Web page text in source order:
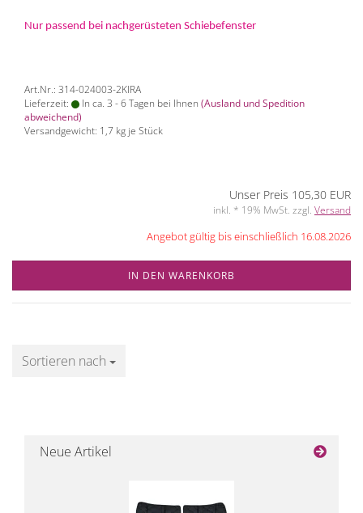
Nur passend bei nachgerüsteten Schiebefenster
Art.Nr.: 314-024003-2KIRA
Lieferzeit:
In ca. 3 - 6 Tagen bei Ihnen (Ausland und Spedition
abweichend)
Versandgewicht: 1,7 kg je Stück
Unser Preis 105,30 EUR
inkl. * 19% MwSt. zzgl. Versand
Angebot gültig bis einschließlich 16.08.2026
IN DEN WARENKORB
Sortieren nach
Sortieren nach
Neue Artikel